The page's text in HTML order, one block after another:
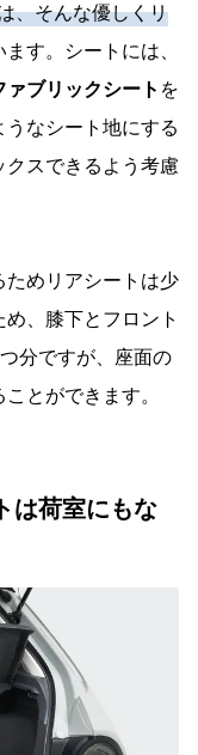
、そんな優しくリ
す。シートには、
ァブリックシート を
なシート地にする
クスできるよう考慮
ためリアシートは少
、膝下とフロント
分ですが、座面の
とができます。
は荷室にもな